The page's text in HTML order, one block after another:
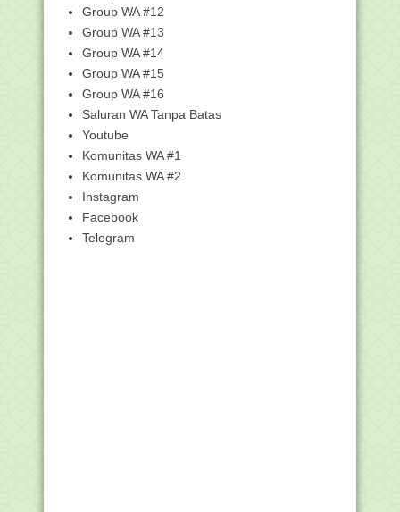
Kemenag Buka Kursus Baca Al-Qur'an
dan Kitab Kunin...
Kumpulan RPP Rumpun PAI dan
Bahasa Arab MI Terbaru...
EMIS 4.0 Hadirkan Fitur Baru: Atur Hari
Sekolah Se...
Panduan Lengkap Membayar Fidyah
Puasa: Cara, Niat,...
PPG Daljab Kemenag Angkatan I 2025
Khusus untuk Gu...
Kementerian Agama Gelar Uji
Kompetensi Jabatan Fun...
Kemenag Tetap Salurkan Tunjangan
Group WA #12
Group WA #13
Group WA #14
Group WA #15
Group WA #16
Saluran WA Tanpa Batas
Youtube
Komunitas WA #1
Komunitas WA #2
Instagram
Facebook
Telegram